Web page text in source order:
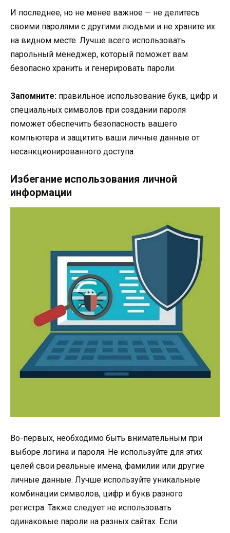
И последнее, но не менее важное — не делитесь
своими паролями с другими людьми и не храните их
на видном месте. Лучше всего использовать
парольный менеджер, который поможет вам
безопасно хранить и генерировать пароли.
Запомните: правильное использование букв, цифр и
специальных символов при создании пароля
поможет обеспечить безопасность вашего
компьютера и защитить ваши личные данные от
несанкционированного доступа.
Избегание использования личной
информации
Во-первых, необходимо быть внимательным при
выборе логина и пароля. Не используйте для этих
целей свои реальные имена, фамилии или другие
личные данные. Лучше используйте уникальные
комбинации символов, цифр и букв разного
регистра. Также следует не использовать
одинаковые пароли на разных сайтах. Если